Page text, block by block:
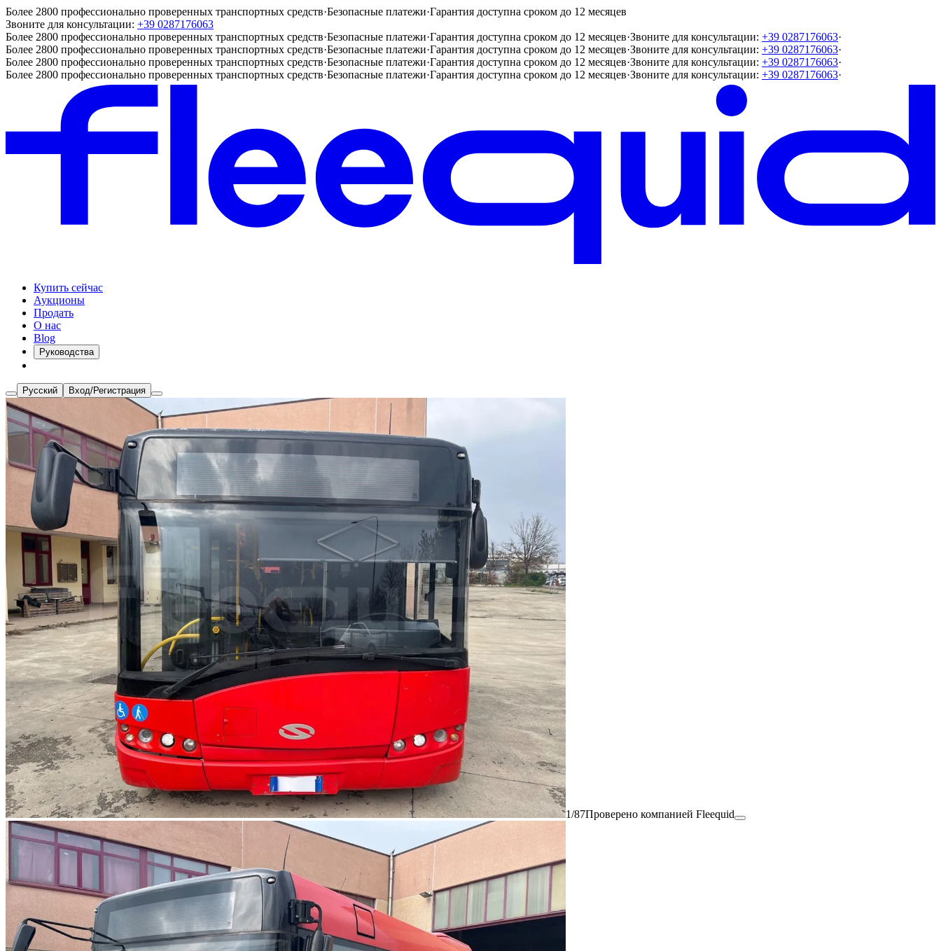
Более 2800 профессионально проверенных транспортных средств·Безопасные платежи·Гарантия доступна сроком до 12 месяцев
Звоните для консультации: +39 0287176063
Более 2800 профессионально проверенных транспортных средств·Безопасные платежи·Гарантия доступна сроком до 12 месяцев·Звоните для консультации: +39 0287176063·
Более 2800 профессионально проверенных транспортных средств·Безопасные платежи·Гарантия доступна сроком до 12 месяцев·Звоните для консультации: +39 0287176063·
Более 2800 профессионально проверенных транспортных средств·Безопасные платежи·Гарантия доступна сроком до 12 месяцев·Звоните для консультации: +39 0287176063·
Более 2800 профессионально проверенных транспортных средств·Безопасные платежи·Гарантия доступна сроком до 12 месяцев·Звоните для консультации: +39 0287176063·
Купить сейчас
Аукционы
Продать
О нас
Blog
Руководства
Русский Вход/Регистрация
1/87Проверено компанией Fleequid